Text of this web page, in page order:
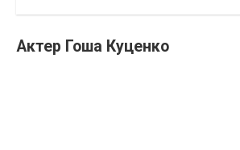
Актер Гоша Куценко